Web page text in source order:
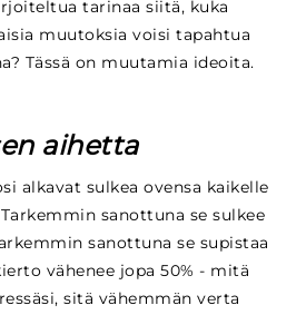
tarinaa siitä, kuka
muutoksia voisi tapahtua
Tässä on muutamia ideoita.
aihetta
alkavat sulkea ovensa kaikelle
sanottuna se sulkee
sanottuna se supistaa
vähenee jopa 50% - mitä
sitä vähemmän verta